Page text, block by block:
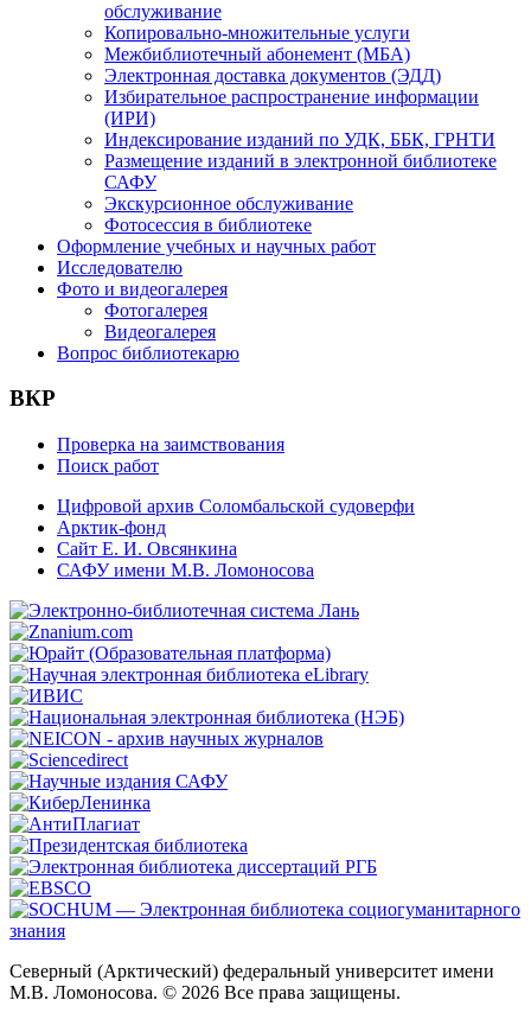
обслуживание
Копировально-множительные услуги
Межбиблиотечный абонемент (МБА)
Электронная доставка документов (ЭДД)
Избирательное распространение информации
(ИРИ)
Индексирование изданий по УДК, ББК, ГРНТИ
Размещение изданий в электронной библиотеке
САФУ
Экскурсионное обслуживание
Фотосессия в библиотеке
Оформление учебных и научных работ
Исследователю
Фото и видеогалерея
Фотогалерея
Видеогалерея
Вопрос библиотекарю
ВКР
Проверка на заимствования
Поиск работ
Цифровой архив Соломбальской судоверфи
Арктик-фонд
Сайт Е. И. Овсянкина
САФУ имени М.В. Ломоносова
Северный (Арктический) федеральный университет имени
М.В. Ломоносова. © 2026 Все права защищены.